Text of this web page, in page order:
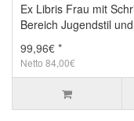
Ex Libris Frau mit
Bereich Jugendstil
99,96€ *
Netto 84,00€